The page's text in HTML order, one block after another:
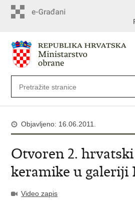
Objavljeno: 16.06.2011.
Otvoren 2.
keramike u galeriji
Video zapis